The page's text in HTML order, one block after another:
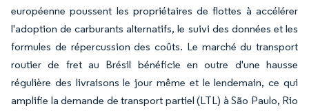
européenne poussent les propriétaires de flottes à accélérer
l'adoption de carburants alternatifs, le suivi des données et les
formules de répercussion des coûts. Le marché du transport
routier de fret au Brésil bénéficie en outre d'une hausse
régulière des livraisons le jour même et le lendemain, ce qui
amplifie la demande de transport partiel (LTL) à São Paulo, Rio